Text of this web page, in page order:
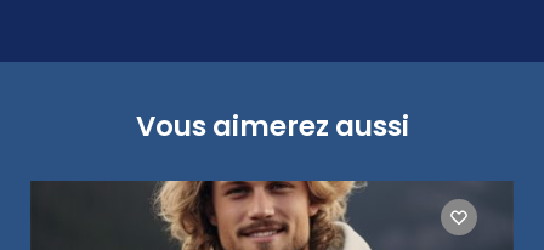
Vous aimerez aussi